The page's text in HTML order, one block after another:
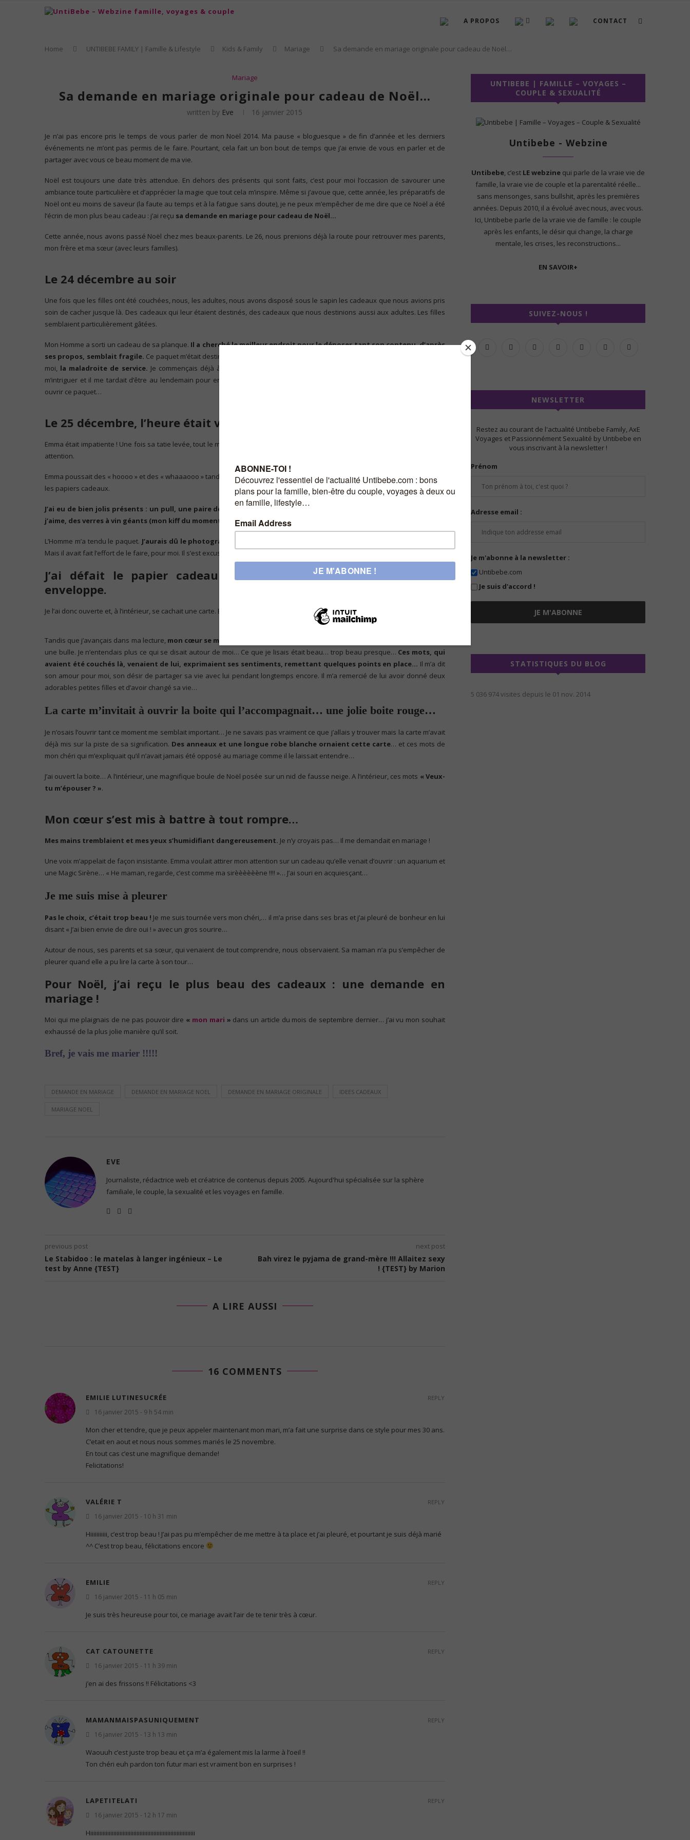
A PROPOS CONTACT
Home UNTIBEBE FAMILY | Famille & Lifestyle Kids & Family Mariage Sa demande en mariage originale pour cadeau de Noël…
Mariage
Sa demande en mariage originale pour cadeau de Noël…
written by Eve 16 janvier 2015
Je n’ai pas encore pris le temps de vous parler de mon Noël 2014. Ma pause « bloguesque » de fin d’année et les derniers
événements ne m’ont pas permis de le faire. Pourtant, cela fait un bon bout de temps que j’ai envie de vous en parler et de
partager avec vous ce beau moment de ma vie.
Noël est toujours une date très attendue. En dehors des présents qui sont faits, c’est pour moi l’occasion de savourer une
ambiance toute particulière et d’apprécier la magie que tout cela m’inspire. Même si j’avoue que, cette année, les préparatifs de
Noël ont eu moins de saveur (la faute au temps et à la fatigue sans doute), je ne peux m’empêcher de me dire que ce Noël a été
l’écrin de mon plus beau cadeau : j’ai reçu sa demande en mariage pour cadeau de Noël…
Cette année, nous avons passé Noël chez mes beaux-parents. Le 26, nous prenions déjà la route pour retrouver mes parents,
mon frère et ma sœur (avec leurs familles).
Le 24 décembre au soir
Une fois que les filles ont été couchées, nous, les adultes, nous avons disposé sous le sapin les cadeaux que nous avions pris
soin de cacher jusque là. Des cadeaux qui leur étaient destinés, des cadeaux que nous destinions aussi aux adultes. Les filles
semblaient particulièrement gâtées.
Mon Homme a sorti un cadeau de sa planque. Il a cherché le meilleur endroit pour le déposer tant son contenu, d’après
ses propos, semblait fragile. Ce paquet m’était destiné. Déjà, je balisais… Voilà que Monsieur avait choisi un truc fragile pour
moi, la maladroite de service. Je commençais déjà à me demander s’il me connaissait bien ! En tous cas, il avait réussi à
m’intriguer et il me tardait d’être au lendemain pour en découvrir le contenu. Lui, en tous cas, était très impatient de me voir
ouvrir ce paquet…
Le 25 décembre, l’heure était venue d’ouvrir les cadeaux !
Emma était impatiente ! Une fois sa tatie levée, tout le monde était prêt à découvrir ce que « le Père-Noël » avait déposé à notre
attention.
Emma poussait des « hoooo » et des « whaaaooo » tandis que Léna piétinait sur place, impatiente de découvrir ce que cachaient
les papiers cadeaux.
J’ai eu de bien jolis présents : un pull, une paire de boucle d’oreille et un bracelet assorti, un beau foulard comme
j’aime, des verres à vin géants (mon kiff du moment !)… et ce paquet…
L’Homme m’a tendu le paquet. J’aurais dû le photographier.
Mais il avait fait l’effort de le faire, pour moi. Il s’est excusé pour ça et ça m’a fait sourire, et même rire un peu !
J’ai défait le papier cadeau
et je me suis trouvée face à une
enveloppe.
Je l’ai donc ouverte et, à l’intérieur, se cachait une carte. Et j’ai lu…
Tandis que j’avançais dans ma lecture, mon cœur se mettait à palpiter de plus en plus fort
une bulle. Je n’entendais plus ce qui se disait autour de moi… Ce que je lisais était beau… trop beau presque… Ces mots, qui
avaient été couchés là, venaient de lui, exprimaient ses sentiments, remettant quelques points en place… Il m’a dit
son amour pour moi, son désir de partager sa vie avec lui pendant longtemps encore. Il m’a remercié de lui avoir donné deux
adorables petites filles et d’avoir changé sa vie…
La carte m’invitait à ouvrir la boite qui l’accompagnait… une jolie boite rouge…
Je n’osais l’ouvrir tant ce moment me semblait important… Je ne savais pas vraiment ce que j’allais y trouver mais la carte m’avait
déjà mis sur la piste de sa signification. Des anneaux et une longue robe blanche ornaient cette carte… et ces mots de
mon chéri qui m’expliquait qu’il n’avait jamais été opposé au mariage comme il le laissait entendre…
J’ai ouvert la boite… A l’intérieur, une magnifique boule de Noël posée sur un nid de fausse neige. A l’intérieur, ces mots « Veux-
tu m’épouser ? ».
Mon cœur s’est mis à battre à tout rompre…
Mes mains tremblaient et mes yeux s’humidifiant dangereusement. Je n’y croyais pas… Il me demandait en mariage !
Une voix m’appelait de façon insistante. Emma voulait attirer mon attention sur un cadeau qu’elle venait d’ouvrir : un aquarium et
une Magic Sirène… « He maman, regarde, c’est comme ma sirèèèèèène !!!! »… J’ai souri en acquiesçant…
Je me suis mise à pleurer
Pas le choix, c’était trop beau ! Je me suis tournée vers mon chéri,… il m’a prise dans ses bras et j’ai pleuré de bonheur en lui
disant « J’ai bien envie de dire oui ! » avec un gros sourire…
Autour de nous, ses parents et sa sœur, qui venaient de tout comprendre, nous observaient. Sa maman n’a pu s’empêcher de
pleurer quand elle a pu lire la carte à son tour…
Pour Noël, j’ai reçu le plus beau des cadeaux : une demande en
mariage !
Moi qui me plaignais de ne pas pouvoir dire « mon mari » dans un article du mois de septembre dernier… j’ai vu mon souhait
exhaussé de la plus jolie manière qu’il soit.
Bref, je vais me marier !!!!!
DEMANDE EN MARIAGE DEMANDE EN MARIAGE NOEL DEMANDE EN MARIAGE ORIGINALE IDEES CADEAUX
MARIAGE NOEL
EVE
Journaliste, rédactrice web et créatrice de contenus depuis 2005. Aujourd'hui spécialisée sur la sphère
familiale, le couple, la sexualité et les voyages en famille.
previous post
Le Stabidoo : le matelas à langer ingénieux – Le
test by Anne {TEST}
next post
Bah virez le pyjama de grand-mère !!! Allaitez sexy
! {TEST} by Marion
A LIRE AUSSI
16 COMMENTS
EMILIE LUTINESUCRÉE
16 janvier 2015 - 9 h 54 min
Mon cher et tendre, que je peux appeler maintenant mon mari, m’a fait une surprise dans ce style pour mes 30 ans.
C’etait en aout et nous nous sommes mariés le 25 novembre.
En tout cas c’est une magnifique demande!
Felicitations!
REPLY
VALÉRIE T
16 janvier 2015 - 10 h 31 min
Hiiiiiiiiiii, c’est trop beau ! J’ai pas pu m’empêcher de me mettre à ta place et j’ai pleuré, et pourtant je suis déjà marié
^^ C’est trop beau, félicitations encore
REPLY
EMILIE
16 janvier 2015 - 11 h 05 min
Je suis très heureuse pour toi, ce mariage avait l’air de te tenir très à cœur.
REPLY
CAT CATOUNETTE
16 janvier 2015 - 11 h 39 min
j’en ai des frissons !! Félicitations <3
REPLY
MAMANMAISPASUNIQUEMENT
16 janvier 2015 - 13 h 13 min
Waouuh c’est juste trop beau et ça m’a également mis la larme à l’oeil !!
Ton chéri euh pardon ton futur mari est vraiment bon en surprises !
REPLY
LAPETITELATI
16 janvier 2015 - 12 h 17 min
Hiiiiiiiiiiiiiiiiiiiiiiiiiiiiiiiiiiiiiiiiiiiiiiiiiiiiiiiiiiiiiiiiiiii
REPLY
UNTIBEBE | FAMILLE – VOYAGES –
COUPLE & SEXUALITÉ
Untibebe - Webzine
Untibebe, c’est LE webzine qui parle de la vraie vie de
famille, la vraie vie de couple et la parentalité réelle...
sans mensonges, sans bullshit, après les premières
années. Depuis 2010, il a évolué avec nous, avec vous.
Ici, Untibebe parle de la vraie vie de famille : le couple
après les enfants, le désir qui change, la charge
mentale, les crises, les reconstructions...
EN SAVOIR+
SUIVEZ-NOUS !
NEWSLETTER
Restez au courant de l'actualité Untibebe Family, AxE
Voyages et Passionnément Sexualité by Untibebe en
vous inscrivant à la newsletter !
Prénom
Adresse email :
Je m'abonne à la newsletter :
Untibebe.com
Je suis d'accord !
STATISTIQUES DU BLOG
5 036 974 visites depuis le 01 nov. 2014